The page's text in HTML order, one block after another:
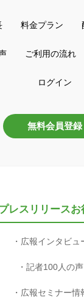
料金プラン
ご利用の流れ
ログイン
無料会員登録
レスリリースお
広報インタビュ
記者100人の声
広報セミナー情